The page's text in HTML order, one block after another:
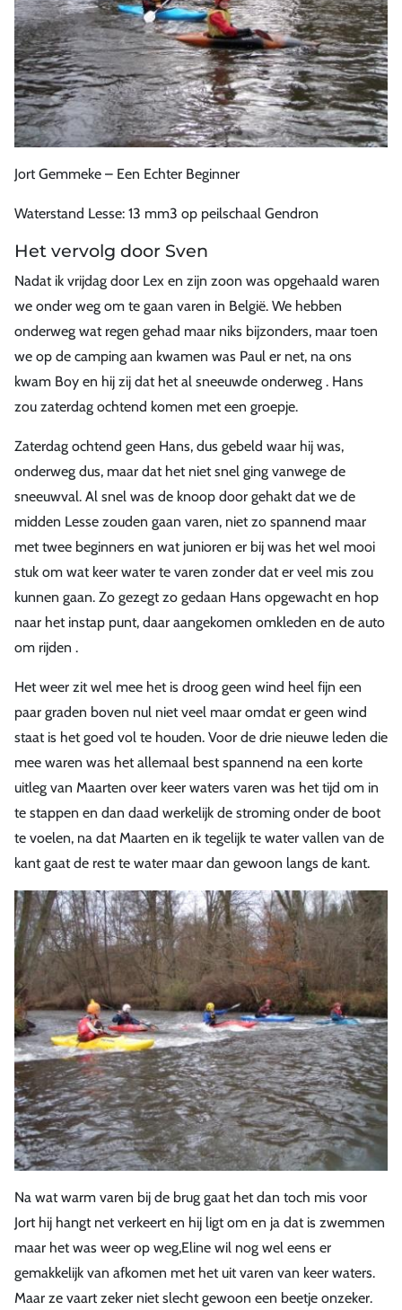
Jort Gemmeke – Een Echter Beginner
Waterstand Lesse: 13 mm3 op peilschaal Gendron
Het vervolg door Sven
Nadat ik vrijdag door Lex en zijn zoon was opgehaald waren
we onder weg om te gaan varen in België. We hebben
onderweg wat regen gehad maar niks bijzonders, maar toen
we op de camping aan kwamen was Paul er net, na ons
kwam Boy en hij zij dat het al sneeuwde onderweg . Hans
zou zaterdag ochtend komen met een groepje.
Zaterdag ochtend geen Hans, dus gebeld waar hij was,
onderweg dus, maar dat het niet snel ging vanwege de
sneeuwval. Al snel was de knoop door gehakt dat we de
midden Lesse zouden gaan varen, niet zo spannend maar
met twee beginners en wat junioren er bij was het wel mooi
stuk om wat keer water te varen zonder dat er veel mis zou
kunnen gaan. Zo gezegt zo gedaan Hans opgewacht en hop
naar het instap punt, daar aangekomen omkleden en de auto
om rijden .
Het weer zit wel mee het is droog geen wind heel fijn een
paar graden boven nul niet veel maar omdat er geen wind
staat is het goed vol te houden. Voor de drie nieuwe leden die
mee waren was het allemaal best spannend na een korte
uitleg van Maarten over keer waters varen was het tijd om in
te stappen en dan daad werkelijk de stroming onder de boot
te voelen, na dat Maarten en ik tegelijk te water vallen van de
kant gaat de rest te water maar dan gewoon langs de kant.
Na wat warm varen bij de brug gaat het dan toch mis voor
Jort hij hangt net verkeert en hij ligt om en ja dat is zwemmen
maar het was weer op weg,Eline wil nog wel eens er
gemakkelijk van afkomen met het uit varen van keer waters.
Maar ze vaart zeker niet slecht gewoon een beetje onzeker.